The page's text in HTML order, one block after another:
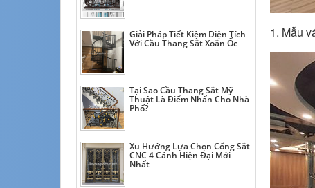
1. Mẫu
Giải Pháp Tiết Kiệm Diện Tích
Với Cầu Thang Sắt Xoắn Ốc
Tại Sao Cầu Thang Sắt Mỹ
Thuật Là Điểm Nhấn Cho Nhà
Phố?
Xu Hướng Lựa Chọn Cổng Sắt
CNC 4 Cánh Hiện Đại Mới
Nhất